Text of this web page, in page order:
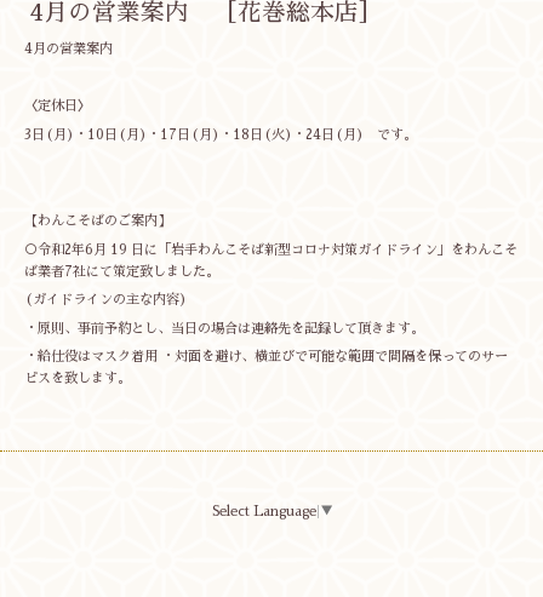
4月の営業案内 ［花巻総本店］
4月の営業案内
〈定休日〉
3日(月)・10日(月)・17日(月)・18日(火)・24日(月) です。
【わんこそばのご案内】
○令和2年6月 19 日に「岩手わんこそば新型コロナ対策ガイドライン」をわんこそ
ば業者7社にて策定致しました。
(ガイドラインの主な内容)
・原則、事前予約とし、当日の場合は連絡先を記録して頂きます。
・給仕役はマスク着用 ・対面を避け、横並びで可能な範囲で間隔を保ってのサー
ビスを致します。
Select Language ▼